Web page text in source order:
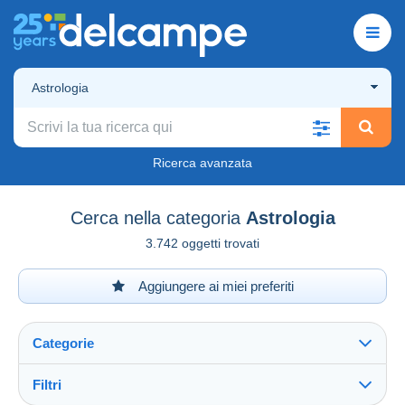
Astrologia
Ricerca avanzata
Cerca nella categoria Astrologia
3.742 oggetti trovati
Aggiungere ai miei preferiti
Categorie
Filtri